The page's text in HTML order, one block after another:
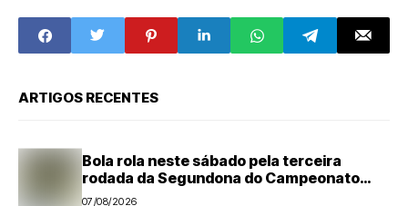
público
ARTIGOS RECENTES
Bola rola neste sábado pela terceira
rodada da Segundona do Campeonato
Amador de Futebol
07/08/2026